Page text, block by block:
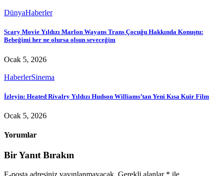
DünyaHaberler
Scary Movie Yıldızı Marlon Wayans Trans Çocuğu Hakkında Konuştu:
Bebeğimi her ne olursa olsun seveceğim
Ocak 5, 2026
HaberlerSinema
İzleyin: Heated Rivalry Yıldızı Hudson Williams’tan Yeni Kısa Kuir Film
Ocak 5, 2026
Yorumlar
Bir Yanıt Bırakın